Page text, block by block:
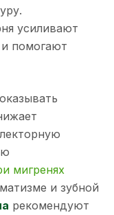
усиливают
помогают
мигренях
и зубной
рекомендуют